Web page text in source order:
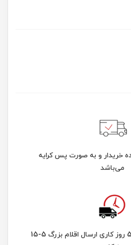
خریدار و به صورت پس کرایه
می‌باشد
ارسال اقلام کوچک 2-5 روز کاری ارسال اقلام بزرگ 5-15